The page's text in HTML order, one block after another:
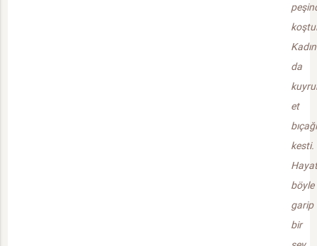
Kadın
da
et
kesti.
böyle
garip
bir